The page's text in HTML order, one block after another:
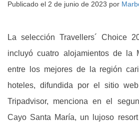
Publicado el 2 de junio de 2023 por
La selección Travellers´ Choice
incluyó cuatro alojamientos de la
entre los mejores de la región
hoteles, difundida por el sitio
Tripadvisor, menciona en el
Cayo Santa María, un lujoso